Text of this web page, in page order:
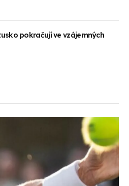
pokračují ve vzájemných